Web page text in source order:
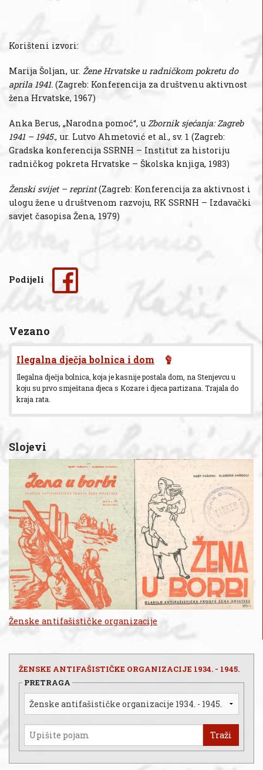
Korišteni izvori:
Marija Šoljan, ur. Žene Hrvatske u radničkom pokretu do
aprila 1941. (Zagreb: Konferencija za društvenu aktivnost
žena Hrvatske, 1967)
Anka Berus, „Narodna pomoć“, u Zbornik sjećanja: Zagreb
1941 – 1945., ur. Lutvo Ahmetović et al., sv. 1 (Zagreb:
Gradska konferencija SSRNH – Institut za historiju
radničkog pokreta Hrvatske – Školska knjiga, 1983)
Ženski svijet – reprint(Zagreb: Konferencija za aktivnost i
ulogu žene u društvenom razvoju, RK SSRNH – Izdavački
savjet časopisa Žena, 1979)
Podijeli
Vezano
Ilegalna dječja bolnica i dom
Ilegalna dječja bolnica, koja je kasnije postala dom, na Stenjevcu u
koju su prvo smještana djeca s Kozare i djeca partizana. Trajala do
kraja rata.
Slojevi
Ženske antifašističke organizacije
ŽENSKE ANTIFAŠISTIČKE ORGANIZACIJE 1934. - 1945.
PRETRAGA
Traži